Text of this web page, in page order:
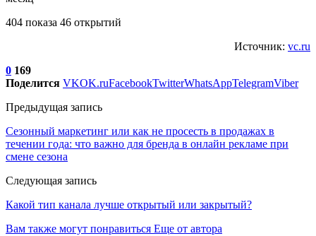
404 показа 46 открытий
Источник: vc.ru
0 169
Поделится VKOK.ruFacebookTwitterWhatsAppTelegramViber
Предыдущая запись
Сезонный маркетинг или как не просесть в продажах в
течении года: что важно для бренда в онлайн рекламе при
смене сезона
Следующая запись
Какой тип канала лучше открытый или закрытый?
Вам также могут понравиться Еще от автора